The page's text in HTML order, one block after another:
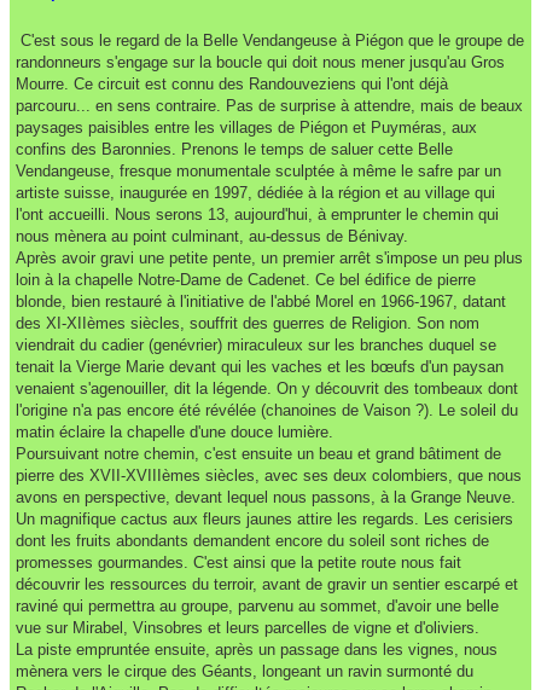
C'est sous le regard de la Belle Vendangeuse à Piégon que le groupe de
randonneurs s'engage sur la boucle qui doit nous mener jusqu'au Gros
Mourre. Ce circuit est connu des Randouveziens qui l'ont déjà
parcouru... en sens contraire. Pas de surprise à attendre, mais de beaux
paysages paisibles entre les villages de Piégon et Puyméras, aux
confins des Baronnies. Prenons le temps de saluer cette Belle
Vendangeuse, fresque monumentale sculptée à même le safre par un
artiste suisse, inaugurée en 1997, dédiée à la région et au village qui
l'ont accueilli. Nous serons 13, aujourd'hui, à emprunter le chemin qui
nous mènera au point culminant, au-dessus de Bénivay.
Après avoir gravi une petite pente, un premier arrêt s'impose un peu plus
loin à la chapelle Notre-Dame de Cadenet. Ce bel édifice de pierre
blonde, bien restauré à l'initiative de l'abbé Morel en 1966-1967, datant
des XI-XIIèmes siècles, souffrit des guerres de Religion. Son nom
viendrait du cadier (genévrier) miraculeux sur les branches duquel se
tenait la Vierge Marie devant qui les vaches et les bœufs d'un paysan
venaient s'agenouiller, dit la légende. On y découvrit des tombeaux dont
l'origine n'a pas encore été révélée (chanoines de Vaison ?). Le soleil du
matin éclaire la chapelle d'une douce lumière.
Poursuivant notre chemin, c'est ensuite un beau et grand bâtiment de
pierre des XVII-XVIIIèmes siècles, avec ses deux colombiers, que nous
avons en perspective, devant lequel nous passons, à la Grange Neuve.
Un magnifique cactus aux fleurs jaunes attire les regards. Les cerisiers
dont les fruits abondants demandent encore du soleil sont riches de
promesses gourmandes. C'est ainsi que la petite route nous fait
découvrir les ressources du terroir, avant de gravir un sentier escarpé et
raviné qui permettra au groupe, parvenu au sommet, d'avoir une belle
vue sur Mirabel, Vinsobres et leurs parcelles de vigne et d'oliviers.
La piste empruntée ensuite, après un passage dans les vignes, nous
mènera vers le cirque des Géants, longeant un ravin surmonté du